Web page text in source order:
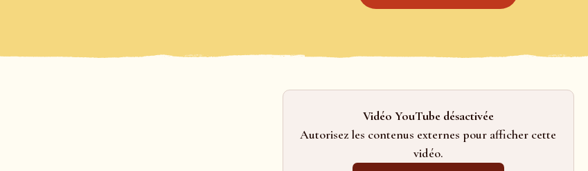
Vidéo YouTube désactivée
Autorisez les contenus externes pour afficher cette
vidéo.